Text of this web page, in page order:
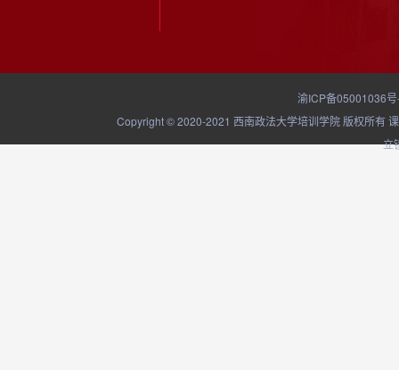
渝ICP备05001036
Copyright © 2020-2021 西南政法大学培训学院 版权所有
立